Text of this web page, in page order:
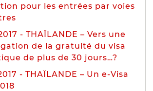
pour les entrées par voies
- THAÏLANDE – Vers une
de la gratuité du visa
de plus de 30 jours…?
- THAÏLANDE – Un e-Visa